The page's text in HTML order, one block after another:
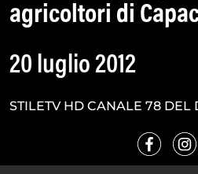
agricoltori di
20 luglio 2012
STILETV HD CANALE 78 DEL